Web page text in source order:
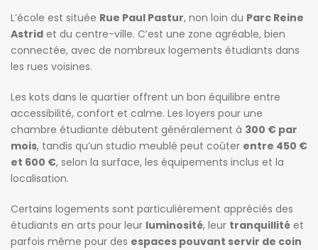
L’école est située Rue Paul Pastur, non loin du Parc Reine
Astrid et du centre-ville. C’est une zone agréable, bien
connectée, avec de nombreux logements étudiants dans
les rues voisines.
Les kots dans le quartier offrent un bon équilibre entre
accessibilité, confort et calme. Les loyers pour une
chambre étudiante débutent généralement à 300 € par
mois, tandis qu’un studio meublé peut coûter entre 450 €
et 600 €, selon la surface, les équipements inclus et la
localisation.
Certains logements sont particulièrement appréciés des
étudiants en arts pour leur luminosité, leur tranquillité et
parfois même pour des espaces pouvant servir de coin